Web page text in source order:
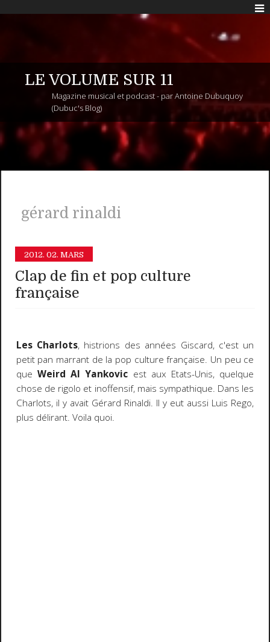
LE VOLUME SUR 11
Magazine musical et podcast - par Antoine Dubuquoy
(Dubuc's Blog)
gérard rinaldi
2012. 02. MARS
Clap de fin et pop culture
française
Les Charlots, histrions des années Giscard, c'est un
petit pan marrant de la pop culture française. Un peu ce
queWeird Al Yankovic est aux Etats-Unis, quelque
chose de rigolo et inoffensif, mais sympathique. Dans les
Charlots, il y avait Gérard Rinaldi. Il y eut aussi Luis Rego,
plus délirant. Voila quoi.